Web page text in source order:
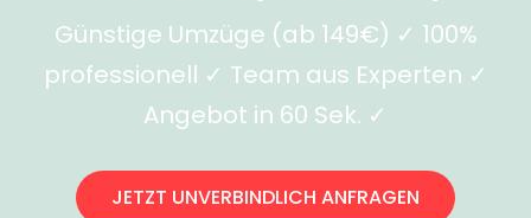
Günstige Umzüge (ab 149€) ✓ 100%
professionell ✓ Team aus Experten ✓
Angebot in 60 Sek. ✓
JETZT UNVERBINDLICH ANFRAGEN